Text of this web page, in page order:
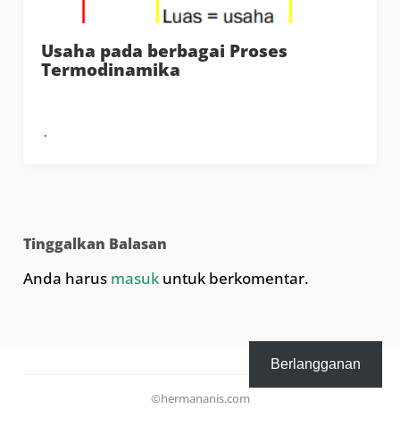
Usaha pada berbagai Proses
Termodinamika
Tinggalkan Balasan
Anda harus masuk untuk berkomentar.
©hermananis.com
Berlangganan